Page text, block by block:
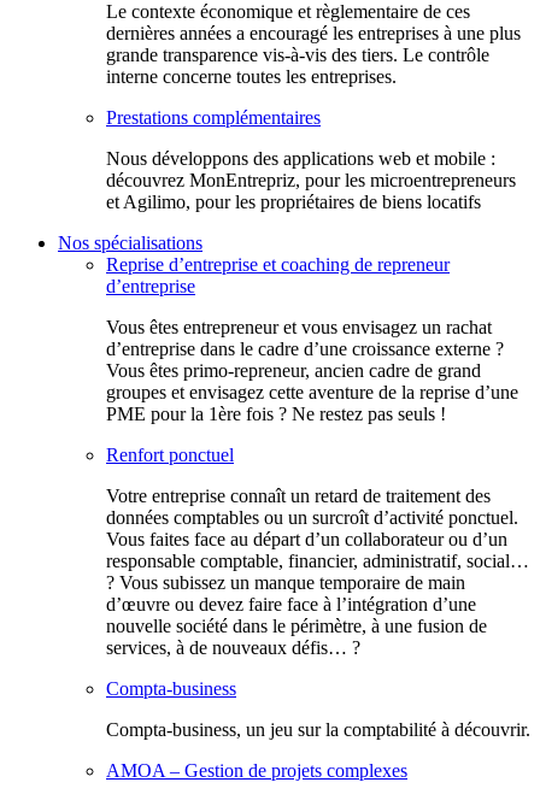
Le contexte économique et règlementaire de ces
dernières années a encouragé les entreprises à une plus
grande transparence vis-à-vis des tiers. Le contrôle
interne concerne toutes les entreprises.
Prestations complémentaires
Nous développons des applications web et mobile :
découvrez MonEntrepriz, pour les microentrepreneurs
et Agilimo, pour les propriétaires de biens locatifs
Nos spécialisations
Reprise d’entreprise et coaching de repreneur
d’entreprise
Vous êtes entrepreneur et vous envisagez un rachat
d’entreprise dans le cadre d’une croissance externe ?
Vous êtes primo-repreneur, ancien cadre de grand
groupes et envisagez cette aventure de la reprise d’une
PME pour la 1ère fois ? Ne restez pas seuls !
Renfort ponctuel
Votre entreprise connaît un retard de traitement des
données comptables ou un surcroît d’activité ponctuel.
Vous faites face au départ d’un collaborateur ou d’un
responsable comptable, financier, administratif, social…
? Vous subissez un manque temporaire de main
d’œuvre ou devez faire face à l’intégration d’une
nouvelle société dans le périmètre, à une fusion de
services, à de nouveaux défis… ?
Compta-business
Compta-business, un jeu sur la comptabilité à découvrir.
AMOA – Gestion de projets complexes